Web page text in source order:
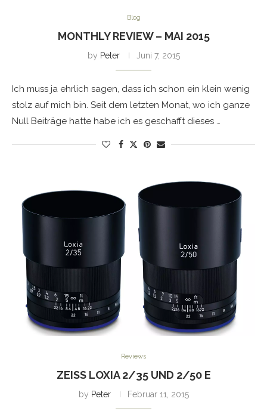
Blog
MONTHLY REVIEW – MAI 2015
by Peter Juni 7, 2015
Ich muss ja ehrlich sagen, dass ich schon ein klein wenig
stolz auf mich bin. Seit dem letzten Monat, wo ich ganze
Null Beiträge hatte habe ich es geschafft dieses …
Reviews
ZEISS LOXIA 2/35 UND 2/50 E
by Peter Februar 11, 2015